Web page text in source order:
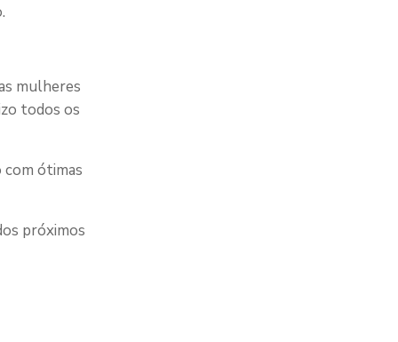
mulheres
todos os
com ótimas
próximos